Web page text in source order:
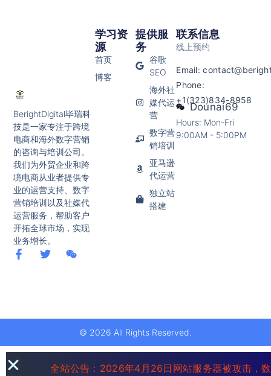
BerightDigital毕瑞科
技是一家专注于跨境
电商和海外数字营销
的咨询与培训公司。
我们为外贸企业和跨
境电商从业者提供专
业的运营支持、数字
营销培训以及社媒代
运营服务，帮助客户
开拓全球市场，实现
业务增长。
提供服
务
谷歌
SEO
海外社
媒代运
营
数字营
销培训
亚马逊
代运营
独立站
搭建
学习资
源
首页
博客
联系信息
线上预约
Email:
Phone:
+1(323)834-8958
Dounai69
Hours: Mon-Fri
9:00AM - 5:00PM
© 2026 All Rights Reserved.
全站公告：2026年4月26日网站服务器被攻击，